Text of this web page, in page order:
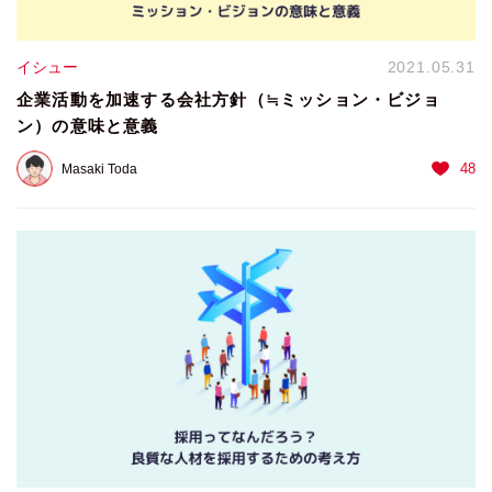
イシュー 2021.05.31
企業活動を加速する会社方針（≒ミッション・ビジョ
ン）の意味と意義
Masaki Toda 48